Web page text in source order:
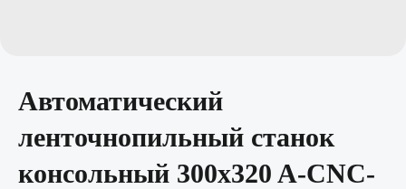
Автоматический
ленточнопильный станок
консольный 300x320 A-CNC-